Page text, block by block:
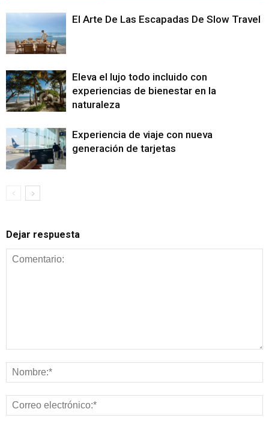
El Arte De Las Escapadas De Slow Travel
Eleva el lujo todo incluido con
experiencias de bienestar en la
naturaleza
Experiencia de viaje con nueva
generación de tarjetas
Dejar respuesta